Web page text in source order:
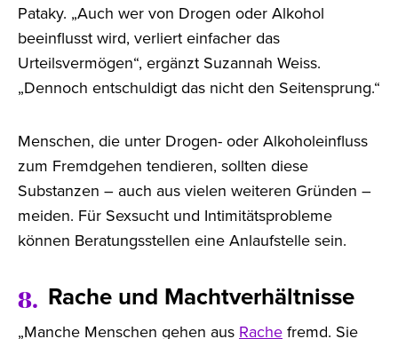
Pataky. „Auch wer von Drogen oder Alkohol
beeinflusst wird, verliert einfacher das
Urteilsvermögen“, ergänzt Suzannah Weiss.
„Dennoch entschuldigt das nicht den Seitensprung.“
Menschen, die unter Drogen- oder Alkoholeinfluss
zum Fremdgehen tendieren, sollten diese
Substanzen – auch aus vielen weiteren Gründen –
meiden. Für Sexsucht und Intimitätsprobleme
können Beratungsstellen eine Anlaufstelle sein.
8. Rache und Machtverhältnisse
„Manche Menschen gehen aus Rache fremd. Sie